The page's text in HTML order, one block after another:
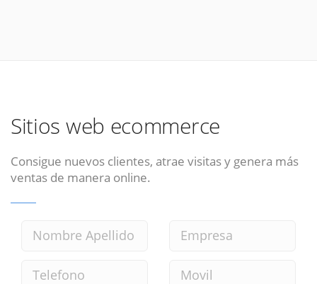
Sitios web ecommerce
Consigue nuevos clientes, atrae visitas y genera más
ventas de manera online.